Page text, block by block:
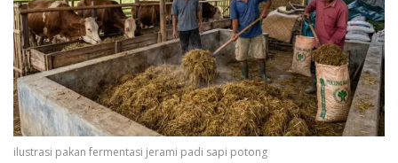
ilustrasi pakan fermentasi jerami padi sapi potong